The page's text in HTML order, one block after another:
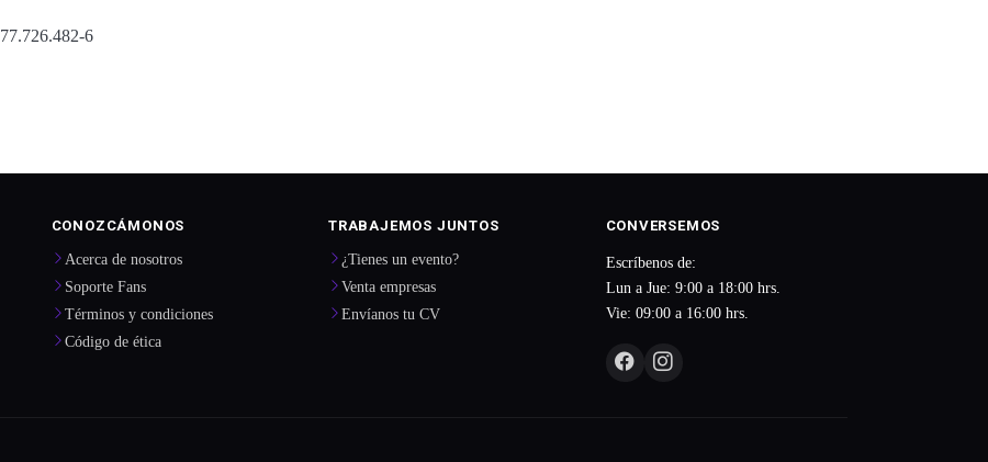
77.726.482-6
CONOZCÁMONOS
Acerca de nosotros
Soporte Fans
Términos y condiciones
Código de ética
TRABAJEMOS JUNTOS
¿Tienes un evento?
Venta empresas
Envíanos tu CV
CONVERSEMOS
Escríbenos de:
Lun a Jue: 9:00 a 18:00 hrs.
Vie: 09:00 a 16:00 hrs.